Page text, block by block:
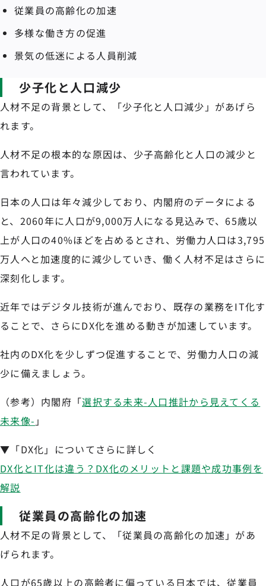
従業員の高齢化の加速
多様な働き方の促進
景気の低迷による人員削減
少子化と人口減少
人材不足の背景として、「少子化と人口減少」があげら
れます。
人材不足の根本的な原因は、少子高齢化と人口の減少と
言われています。
日本の人口は年々減少しており、内閣府のデータによる
と、2060年に人口が9,000万人になる見込みで、65歳以
上が人口の40%ほどを占めるとされ、労働力人口は3,795
万人へと加速度的に減少していき、働く人材不足はさらに
深刻化します。
近年ではデジタル技術が進んでおり、既存の業務をIT化す
ることで、さらにDX化を進める動きが加速しています。
社内のDX化を少しずつ促進することで、労働力人口の減
少に備えましょう。
（参考）内閣府「選択する未来-人口推計から見えてくる
未来像- 」
▼「DX化」についてさらに詳しく
DX化とIT化は違う？DX化のメリットと課題や成功事例を
解説
従業員の高齢化の加速
人材不足の背景として、「従業員の高齢化の加速」があ
げられます。
人口が65歳以上の高齢者に偏っている日本では、従業員